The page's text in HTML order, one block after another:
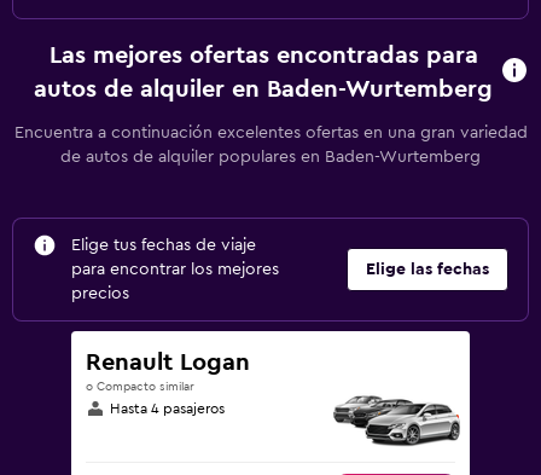
Las mejores ofertas encontradas para
autos de alquiler en Baden-Wurtemberg
Encuentra a continuación excelentes ofertas en una gran variedad
de autos de alquiler populares en Baden-Wurtemberg
Elige tus fechas de viaje
para encontrar los mejores
precios
Elige las fechas
Renault Logan
o Compacto similar
Hasta 4 pasajeros